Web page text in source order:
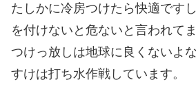
たしかに冷房つけたら快適です
を付けないと危ないと言われて
つけっ放しは地球に良くないよ
すけは打ち水作戦しています。